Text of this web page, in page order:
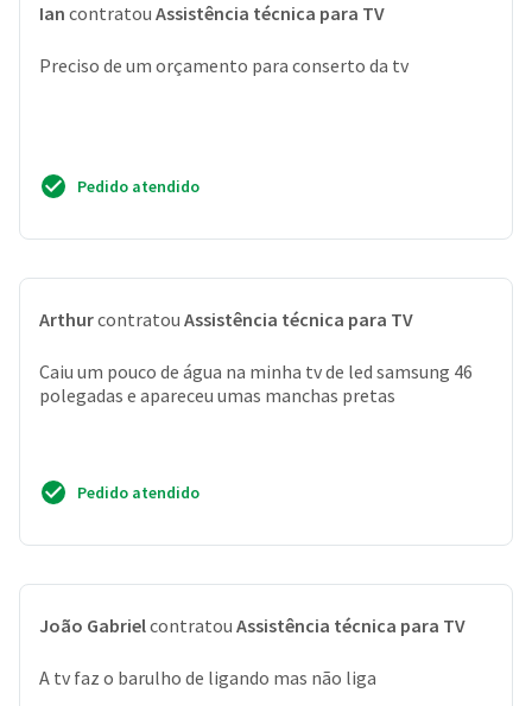
Ian contratou Assistência técnica para TV
Preciso de um orçamento para conserto da tv
Pedido atendido
Arthurcontratou Assistência técnica para TV
Caiu um pouco de água na minha tv de led samsung 46
polegadas e apareceu umas manchas pretas
Pedido atendido
João Gabrielcontratou Assistência técnica para TV
A tv faz o barulho de ligando mas não liga